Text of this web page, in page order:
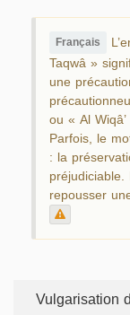
Français
Taqwâ »
une
ou « Al
Parfois, le
: la
repousser
Vulgarisation